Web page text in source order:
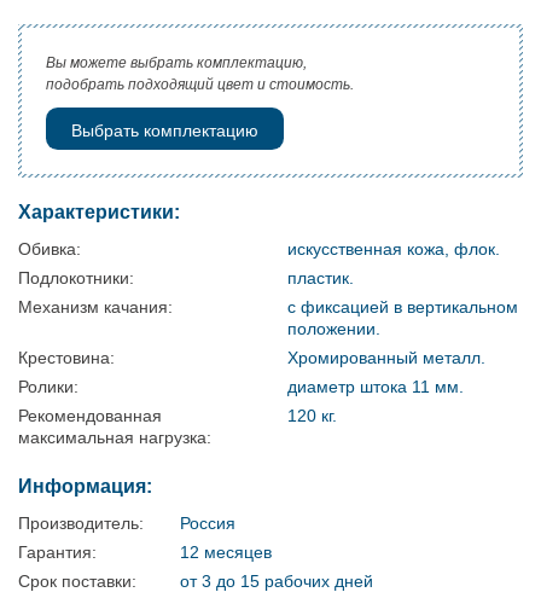
Вы можете выбрать комплектацию,
подобрать подходящий цвет и стоимость.
Выбрать комплектацию
Характеристики:
Обивка:
искусственная кожа, флок.
Подлокотники:
пластик.
Механизм качания:
с фиксацией в вертикальном
положении.
Крестовина:
Хромированный металл.
Ролики:
диаметр штока 11 мм.
Рекомендованная
максимальная нагрузка:
120 кг.
Информация:
Производитель:
Россия
Гарантия:
12 месяцев
Срок поставки:
от 3 до 15 рабочих дней